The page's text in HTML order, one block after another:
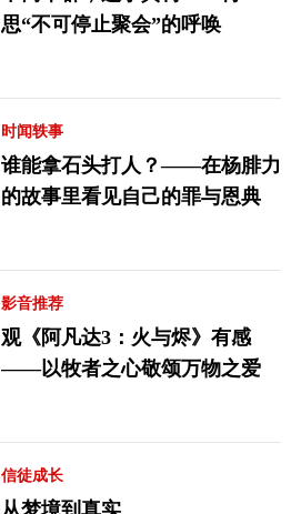
思“不可停止聚会”的呼唤
时闻轶事
谁能拿石头打人？——在杨腓力
的故事里看见自己的罪与恩典
影音推荐
观《阿凡达3：火与烬》有感
——以牧者之心敬颂万物之爱
信徒成长
从梦境到真实